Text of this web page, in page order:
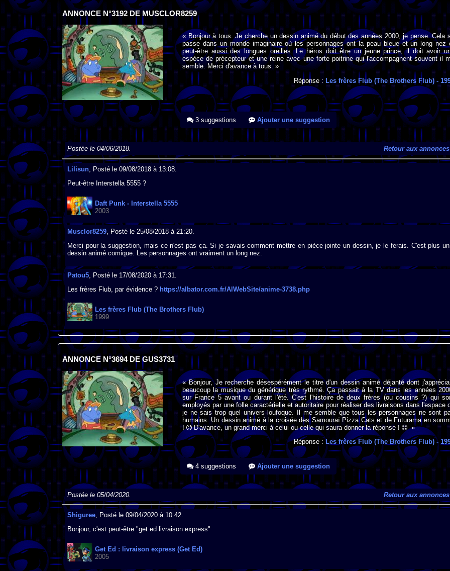
ANNONCE N°3192 DE MUSCLOR8259
« Bonjour à tous. Je cherche un dessin animé du début des années 2000, je pense. Cela
passe dans un monde imaginaire où les personnages ont la peau bleue et un long nez
peut-être aussi des longues oreilles. Le héros doit être un jeune prince, il doit avoir
espèce de précepteur et une reine avec une forte poitrine qui l'accompagnent souvent il
semble. Merci d'avance à tous. »
Réponse :Les frères Flub (The Brothers Flub) -
3 suggestions Ajouter une suggestion
Postée le 04/06/2018. Retour aux annonces
Lilisun, Posté le 09/08/2018 à 13:08.
Peut-être Interstella 5555 ?
Daft Punk - Interstella 5555
2003
Musclor8259, Posté le 25/08/2018 à 21:20.
Merci pour la suggestion, mais ce n'est pas ça. Si je savais comment mettre en pièce jointe un dessin, je le ferais. C'est plus un
dessin animé comique. Les personnages ont vraiment un long nez.
Patou5, Posté le 17/08/2020 à 17:31.
Les frères Flub, par évidence ? https://albator.com.fr/AlWebSite/anime-3738.php
Les frères Flub (The Brothers Flub)
1999
ANNONCE N°3694 DE GUS3731
« Bonjour, Je recherche désespérément le titre d'un dessin animé déjanté dont
beaucoup la musique du générique très rythmé. Ça passait à la TV dans les années
sur France 5 avant ou durant l'été. C'est l'histoire de deux frères (ou cousins ?) qui
employés par une folle caractérielle et autoritaire pour réaliser des livraisons dans l'espace
je ne sais trop quel univers loufoque. Il me semble que tous les personnages ne sont
humains. Un dessin animé à la croisée des Samouraï Pizza Cats et de Futurama en
!
D'avance, un grand merci à celui ou celle qui saura donner la réponse !
»
Réponse :Les frères Flub (The Brothers Flub) -
4 suggestions Ajouter une suggestion
Postée le 05/04/2020. Retour aux annonces
Shiguree, Posté le 09/04/2020 à 10:42.
Bonjour, c'est peut-être "get ed livraison express"
Get Ed : livraison express (Get Ed)
2005